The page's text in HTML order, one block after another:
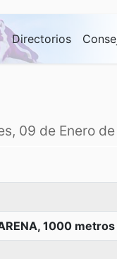
Directorios
09 de Enero
1000 metros